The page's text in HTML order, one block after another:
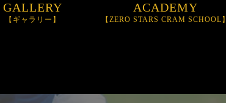
GALLERY
【ギャラリー】
ACADEMY
【ZERO STARS CRAM SCHOOL】